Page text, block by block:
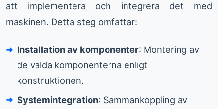
att implementera och integrera det med
maskinen. Detta steg omfattar:
Installation av komponenter: Montering av
de valda komponenterna enligt
konstruktionen.
Systemintegration: Sammankoppling av